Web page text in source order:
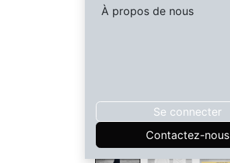
À propos de nous
Se connecter
Contactez-nous